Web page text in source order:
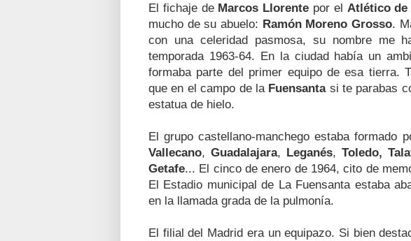
El fichaje de Marcos Llorente por el Atlético de
mucho de su abuelo: Ramón Moreno Grosso.
con una celeridad pasmosa, su nombre me
temporada 1963-64. En la ciudad había un
formaba parte del primer equipo de esa tierra.
que en el campo de la Fuensantasi te parabas
estatua de hielo.
El grupo castellano-manchego estaba formado
Vallecano, Guadalajara, Leganés, Toledo,
Getafe... El cinco de enero de 1964, cito de
El Estadio municipal de La Fuensanta estaba
en la llamada grada de la pulmonía.
El filial del Madrid era un equipazo. Si bien